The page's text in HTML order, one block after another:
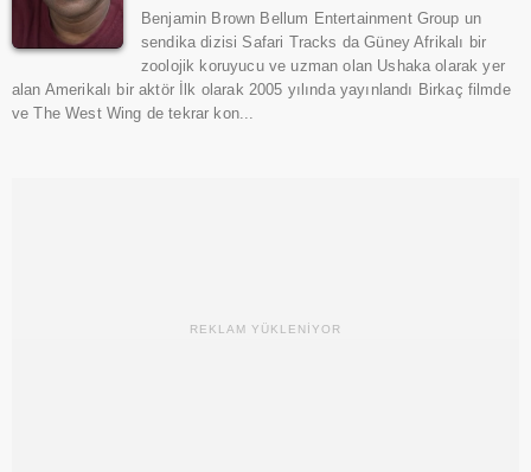
Benjamin Brown Bellum Entertainment Group un
sendika dizisi Safari Tracks da Güney Afrikalı bir
zoolojik koruyucu ve uzman olan Ushaka olarak yer
alan Amerikalı bir aktör İlk olarak 2005 yılında yayınlandı Birkaç filmde
ve The West Wing de tekrar kon...
REKLAM YÜKLENİYOR